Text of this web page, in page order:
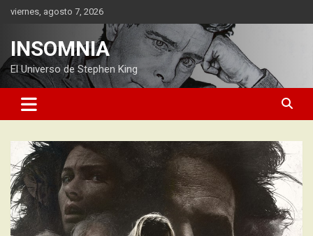
Saltarviernes, agosto 7, 2026
INSOMNIA
El Universo de Stephen King